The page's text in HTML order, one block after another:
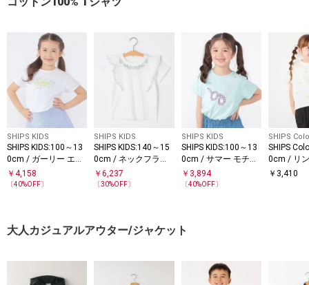
SHIPS KIDS
SHIPS KIDS:100～13
0cm / ガーリー エン
ブロイダリー ロゴ T
シャツ
￥ 4,158
〔40%OFF〕
SHIPS KIDS
SHIPS KIDS:140～15
0cm / ネックフラワ
ー Tシャツ
￥6,237
〔30%OFF〕
SHIPS KIDS
SHIPS KIDS:100～13
0cm / サマー モチー
フ 半袖 TEE
￥ 3,894
〔40%OFF〕
SHIPS
SHIPS
0cm / リ
ー刺繍 T
￥ 3,410
大人カジュアルアウター/ジャケット